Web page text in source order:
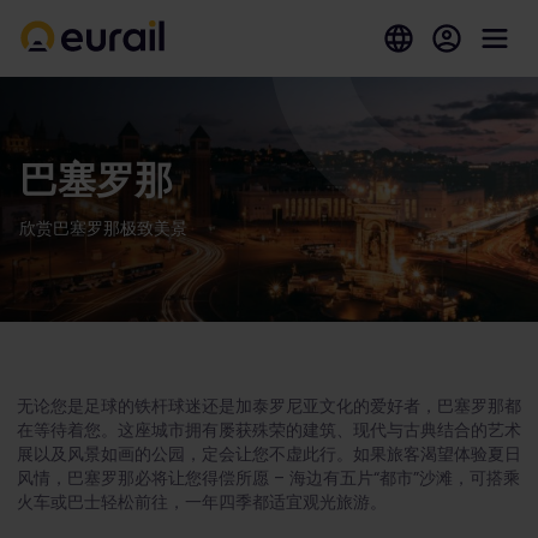
巴塞罗那
欣赏巴塞罗那极致美景
无论您是足球的铁杆球迷还是加泰罗尼亚文化的爱好者，巴塞罗那都
在等待着您。这座城市拥有屡获殊荣的建筑、现代与古典结合的艺术
展以及风景如画的公园，定会让您不虚此行。如果旅客渴望体验夏日
风情，巴塞罗那必将让您得偿所愿 – 海边有五片“都市”沙滩，可搭乘
火车或巴士轻松前往，一年四季都适宜观光旅游。